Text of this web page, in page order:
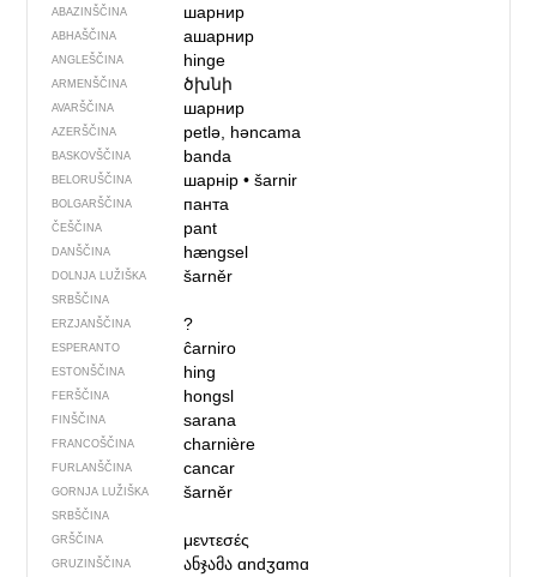
ABAZINŠČINA шарнир
ABHAŠČINA ашарнир
ANGLEŠČINA hinge
ARMENŠČINA ծխնի
AVARŠČINA шарнир
AZERŠČINA petlə, həncama
BASKOVŠČINA banda
BELORUŠČINA шарнір• šarnir
BOLGARŠČINA панта
ČEŠČINA pant
DANŠČINA hængsel
DOLNJA LUŽIŠKA
SRBŠČINA
šarněr
ERZJANŠČINA ?
ESPERANTO ĉarniro
ESTONŠČINA hing
FERŠČINA hongsl
FINŠČINA sarana
FRANCOŠČINA charnière
FURLANŠČINA cancar
GORNJA LUŽIŠKA
SRBŠČINA
šarněr
GRŠČINA μεντεσές
GRUZINŠČINA ანჯამაɑndʒɑmɑ